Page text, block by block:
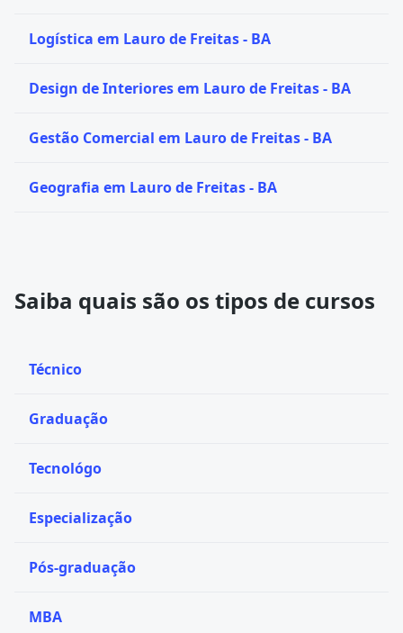
Logística em Lauro de Freitas - BA
Design de Interiores em Lauro de Freitas - BA
Gestão Comercial em Lauro de Freitas - BA
Geografia em Lauro de Freitas - BA
Saiba quais são os tipos de cursos
Técnico
Graduação
Tecnológo
Especialização
Pós-graduação
MBA